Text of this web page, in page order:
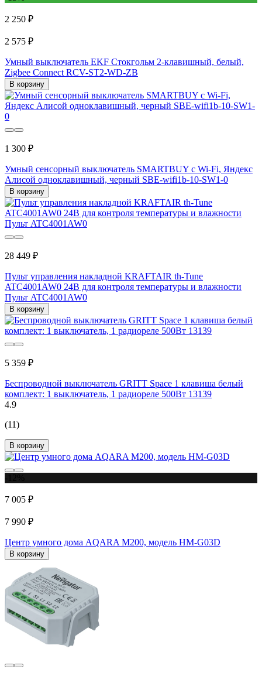
2 250 ₽
2 575 ₽
Умный выключатель EKF Стокгольм 2-клавишный, белый,
Zigbee Сonnect RCV-ST2-WD-ZB
В корзину
1 300 ₽
Умный сенсорный выключатель SMARTBUY с Wi-Fi, Яндекс
Алисой одноклавишный, черный SBE-wifi1b-10-SW1-0
В корзину
28 449 ₽
Пульт управления накладной KRAFTAIR th-Tune
ATC4001AW0 24В для контроля температуры и влажности
Пульт ATC4001AW0
В корзину
5 359 ₽
Беспроводной выключатель GRITT Space 1 клавиша белый
комплект: 1 выключатель, 1 радиореле 500Вт 13139
4.9
(11)
В корзину
7 005 ₽
7 990 ₽
Центр умного дома AQARA M200, модель HM-G03D
В корзину